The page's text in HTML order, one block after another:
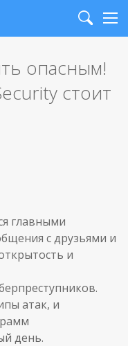
Search
опасным!
стоит
главными
с друзьями и
и
атак, и
день.